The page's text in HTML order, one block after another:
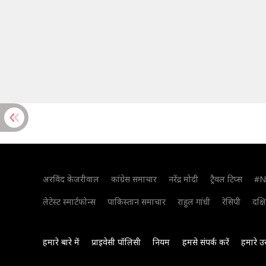
अरविंद केजरीवाल कांग्रेस समाचार नरेंद्र मोदी ट्रैवल टिप्स
लेटेस्ट स्मार्टफोन्स
पाकिस्तान समाचार राहुल गांधी रेसिपी
हमारे बारे में प्राइवेसी पॉलिसी नियम हमसे संपर्क करें हमारे